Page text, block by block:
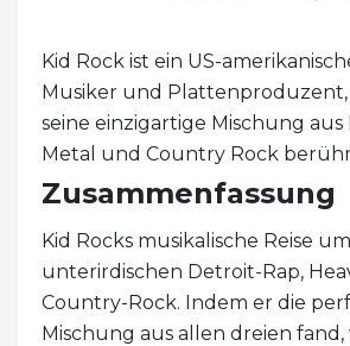
Kid Rock ist ein US-
Musiker und
seine einzigartige Mischung aus
Metal und Country Rock
Zusammenfassung
Kid Rocks musikalische Reise
unterirdischen Detroit-Rap,
Country-Rock. Indem er die
Mischung aus allen dreien